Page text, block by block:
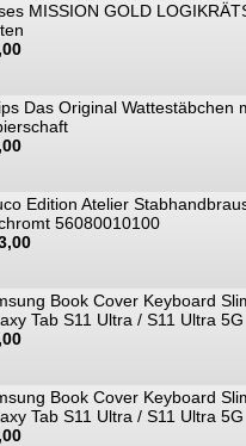
MISSION GOLD
Das Original Wattestäbchen
Edition Atelier
56080010100
Book Cover Keyboard
Tab S11 Ultra / S11 Ultra 5G
Book Cover Keyboard
Tab S11 Ultra / S11 Ultra 5G